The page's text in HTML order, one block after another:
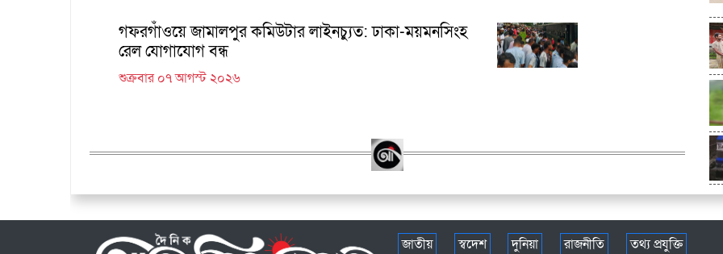
গফরগাঁওয়ে জামালপুর কমিউটার লাইনচ্যুত: ঢাকা-ময়মনসিংহ
রেল যোগাযোগ বন্ধ
শুক্রবার ০৭ আগস্ট ২০২৬
জাতীয় স্বদেশ দুনিয়া রাজনীতি তথ্য প্রযুক্তি